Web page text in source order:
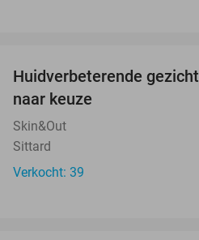
Huidverbeterende
naar keuze
Skin&Out
Sittard
Verkocht: 39